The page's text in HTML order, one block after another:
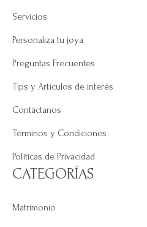
Servicios
Personaliza tu joya
Preguntas Frecuentes
Tips y Artículos de interés
Contáctanos
Términos y Condiciones
Políticas de Privacidad
CATEGORÍAS
Matrimonio